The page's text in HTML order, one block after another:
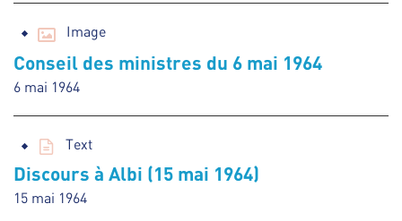
Image
Conseil des ministres du 6 mai 1964
6 mai 1964
Text
Discours à Albi (15 mai 1964)
15 mai 1964